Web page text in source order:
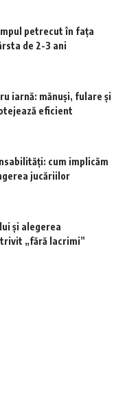
petrecut în fața
de 2-3 ani
iarnă: mănuși, fulare și
eficient
cum implicăm
jucăriilor
și alegerea
„fără lacrimi”